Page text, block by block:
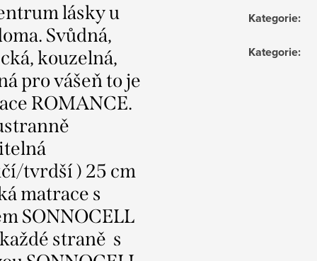
lásky u
Svůdná,
kouzelná,
pro vášeň to je
ROMANCE.
tvrdší ) 25 cm
matrace s
SONNOCELL
straně s
Kategorie:
Kategorie: